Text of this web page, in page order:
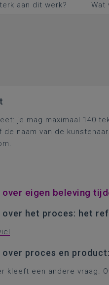
aan dit werk? Wat
je mag maximaal 140
naam van de
eigen beleving
het proces: het
proces en
kleeft een andere vraag.